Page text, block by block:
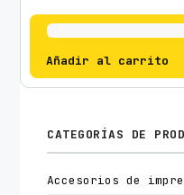
Añadir al carrito
CATEGORÍAS DE
Accesorios de